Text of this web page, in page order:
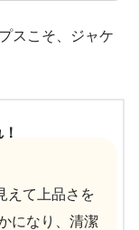
スこそ、ジャケ
えて上品さを
になり、清潔